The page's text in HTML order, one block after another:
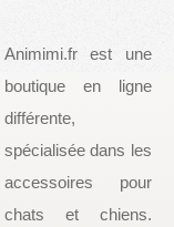
Animimi.fr est une
boutique en ligne
différente,
spécialisée dans les
accessoires pour
chats et chiens.